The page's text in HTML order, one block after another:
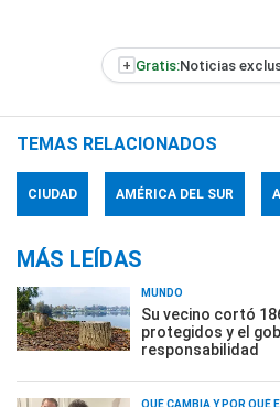
+ Gratis:Noticias
TEMAS RELACIONADOS
CIUDAD AMÉRICA DEL SUR
MÁS LEÍDAS
MUNDO
Su vecino cortó
protegidos y el
responsabilidad
QUÉ CAMBIA Y POR QUÉ